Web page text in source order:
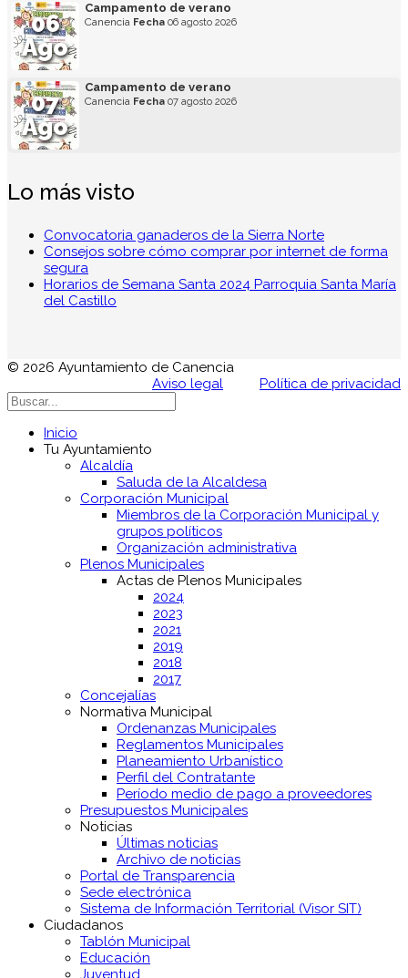
06
Ago
Campamento de verano
Canencia Fecha 06 agosto 2026
07
Ago
Campamento de verano
Canencia Fecha 07 agosto 2026
Lo más visto
Convocatoria ganaderos de la Sierra Norte
Consejos sobre cómo comprar por internet de forma
segura
Horarios de Semana Santa 2024 Parroquia Santa María
del Castillo
© 2026 Ayuntamiento de Canencia
Aviso legal
Política de privacidad
Inicio
Tu Ayuntamiento
Alcaldía
Saluda de la Alcaldesa
Corporación Municipal
Miembros de la Corporación Municipal y
grupos políticos
Organización administrativa
Plenos Municipales
Actas de Plenos Municipales
2024
2023
2021
2019
2018
2017
Concejalías
Normativa Municipal
Ordenanzas Municipales
Reglamentos Municipales
Planeamiento Urbanístico
Perfil del Contratante
Período medio de pago a proveedores
Presupuestos Municipales
Noticias
Últimas noticias
Archivo de noticias
Portal de Transparencia
Sede electrónica
Sistema de Información Territorial (Visor SIT)
Ciudadanos
Tablón Municipal
Educación
Juventud